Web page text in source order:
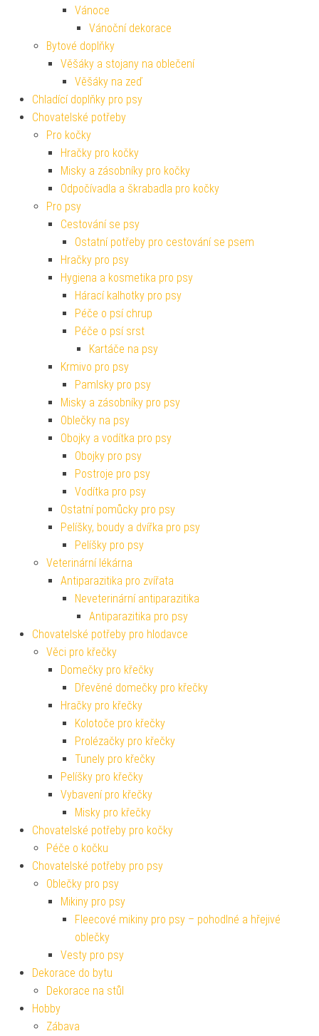
Vánoce
Vánoční dekorace
Bytové doplňky
Věšáky a stojany na oblečení
Věšáky na zeď
Chladící doplňky pro psy
Chovatelské potřeby
Pro kočky
Hračky pro kočky
Misky a zásobníky pro kočky
Odpočívadla a škrabadla pro kočky
Pro psy
Cestování se psy
Ostatní potřeby pro cestování se psem
Hračky pro psy
Hygiena a kosmetika pro psy
Hárací kalhotky pro psy
Péče o psí chrup
Péče o psí srst
Kartáče na psy
Krmivo pro psy
Pamlsky pro psy
Misky a zásobníky pro psy
Oblečky na psy
Obojky a vodítka pro psy
Obojky pro psy
Postroje pro psy
Vodítka pro psy
Ostatní pomůcky pro psy
Pelíšky, boudy a dvířka pro psy
Pelíšky pro psy
Veterinární lékárna
Antiparazitika pro zvířata
Neveterinární antiparazitika
Antiparazitika pro psy
Chovatelské potřeby pro hlodavce
Věci pro křečky
Domečky pro křečky
Dřevěné domečky pro křečky
Hračky pro křečky
Kolotoče pro křečky
Prolézačky pro křečky
Tunely pro křečky
Pelíšky pro křečky
Vybavení pro křečky
Misky pro křečky
Chovatelské potřeby pro kočky
Péče o kočku
Chovatelské potřeby pro psy
Oblečky pro psy
Mikiny pro psy
Fleecové mikiny pro psy – pohodlné a hřejivé
oblečky
Vesty pro psy
Dekorace do bytu
Dekorace na stůl
Hobby
Zábava